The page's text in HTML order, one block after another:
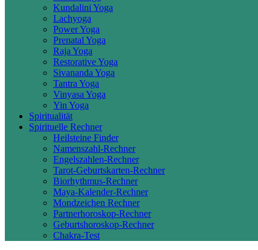
Kundalini Yoga
Lachyoga
Power Yoga
Prenatal Yoga
Raja Yoga
Restorative Yoga
Sivananda Yoga
Tantra Yoga
Vinyasa Yoga
Yin Yoga
Spiritualität
Spirituelle Rechner
Heilsteine Finder
Namenszahl-Rechner
Engelszahlen-Rechner
Tarot-Geburtskarten-Rechner
Biorhythmus-Rechner
Maya-Kalender-Rechner
Mondzeichen Rechner
Partnerhoroskop-Rechner
Geburtshoroskop-Rechner
Chakra-Test